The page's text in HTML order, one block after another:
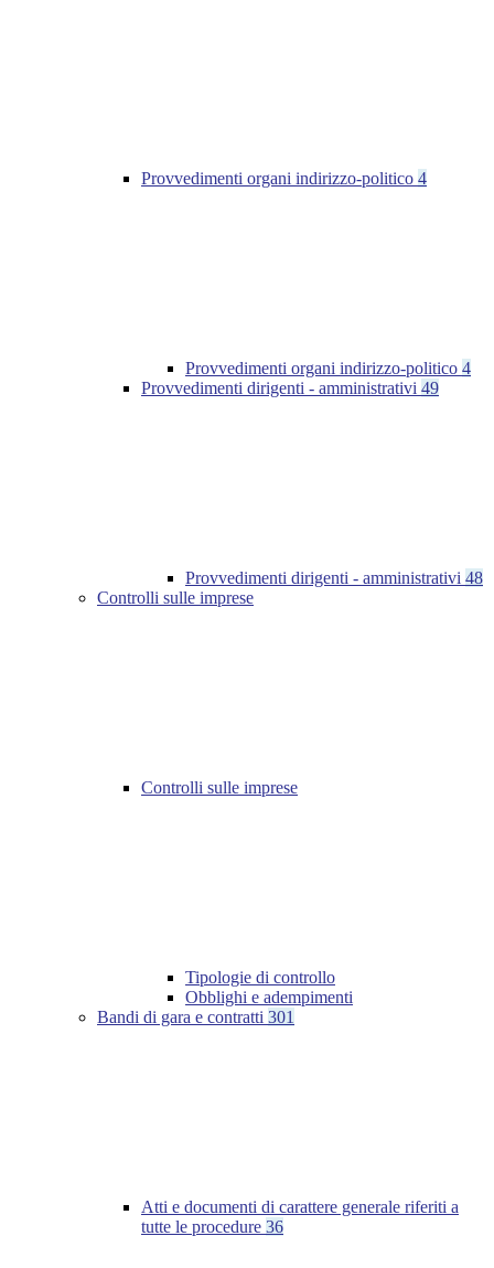
Provvedimenti organi indirizzo-politico 4
Provvedimenti organi indirizzo-politico 4
Provvedimenti dirigenti - amministrativi 49
Provvedimenti dirigenti - amministrativi 48
Controlli sulle imprese
Controlli sulle imprese
Tipologie di controllo
Obblighi e adempimenti
Bandi di gara e contratti 301
Atti e documenti di carattere generale riferiti a
tutte le procedure 36